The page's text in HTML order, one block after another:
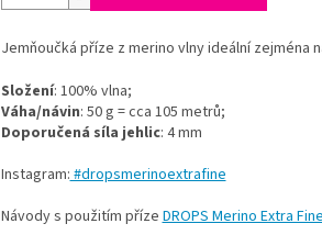
Jemňoučká příze z merino vlny ideální zejména
Složení: 100% vlna;
Váha/návin: 50 g = cca 105 metrů;
Doporučená síla jehlic: 4 mm
Instagram:#dropsmerinoextrafine
Návody s použitím přízeDROPS Merino Extra